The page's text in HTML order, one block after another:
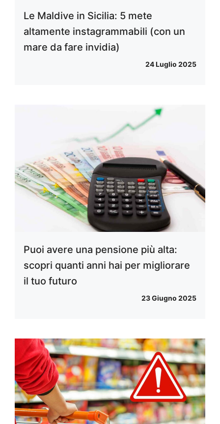
Le Maldive in Sicilia: 5 mete
altamente instagrammabili (con un
mare da fare invidia)
24 Luglio 2025
Puoi avere una pensione più alta:
scopri quanti anni hai per migliorare
il tuo futuro
23 Giugno 2025